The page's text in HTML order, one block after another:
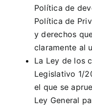
Política de
Política de
y derechos
claramente al
La Ley de los
Legislativo 1/
el que se
Ley General